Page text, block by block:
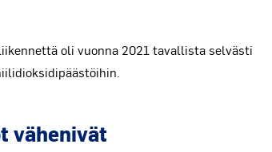
oli vuonna 2021 tavallista selvästi
vähenivät